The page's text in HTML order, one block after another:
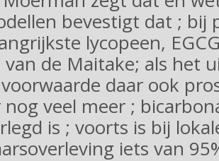
bevestigt dat ; bij
lycopeen,
de Maitake; als het
daar ook
veel meer ;
is ; voorts is bij
iets van